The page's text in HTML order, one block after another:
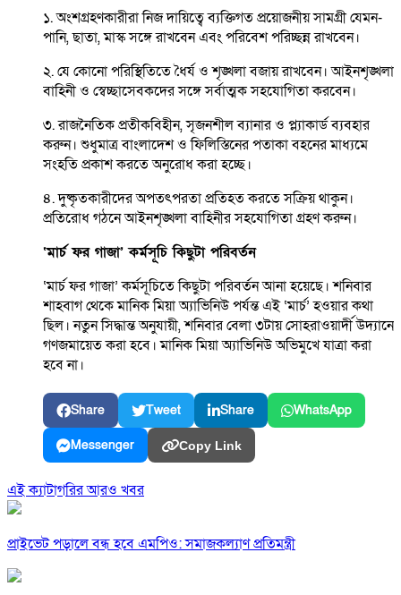
১. অংশগ্রহণকারীরা নিজ দায়িত্বে ব্যক্তিগত প্রয়োজনীয় সামগ্রী যেমন-
পানি, ছাতা, মাস্ক সঙ্গে রাখবেন এবং পরিবেশ পরিচ্ছন্ন রাখবেন।
২. যে কোনো পরিস্থিতিতে ধৈর্য ও শৃঙ্খলা বজায় রাখবেন। আইনশৃঙ্খলা
বাহিনী ও স্বেচ্ছাসেবকদের সঙ্গে সর্বাত্মক সহযোগিতা করবেন।
৩. রাজনৈতিক প্রতীকবিহীন, সৃজনশীল ব্যানার ও প্ল্যাকার্ড ব্যবহার
করুন। শুধুমাত্র বাংলাদেশ ও ফিলিস্তিনের পতাকা বহনের মাধ্যমে
সংহতি প্রকাশ করতে অনুরোধ করা হচ্ছে।
৪. দুষ্কৃতকারীদের অপতৎপরতা প্রতিহত করতে সক্রিয় থাকুন।
প্রতিরোধ গঠনে আইনশৃঙ্খলা বাহিনীর সহযোগিতা গ্রহণ করুন।
‘মার্চ ফর গাজা’ কর্মসূচি কিছুটা পরিবর্তন
‘মার্চ ফর গাজা’ কর্মসূচিতে কিছুটা পরিবর্তন আনা হয়েছে। শনিবার
শাহবাগ থেকে মানিক মিয়া অ্যাভিনিউ পর্যন্ত এই ‘মার্চ’ হওয়ার কথা
ছিল। নতুন সিদ্ধান্ত অনুযায়ী, শনিবার বেলা ৩টায় সোহরাওয়ার্দী উদ্যানে
গণজমায়েত করা হবে। মানিক মিয়া অ্যাভিনিউ অভিমুখে যাত্রা করা
হবে না।
Share Tweet Share WhatsApp
Messenger Copy Link
এই ক্যাটাগরির আরও খবর
প্রাইভেট পড়ালে বন্ধ হবে এমপিও: সমাজকল্যাণ প্রতিমন্ত্রী